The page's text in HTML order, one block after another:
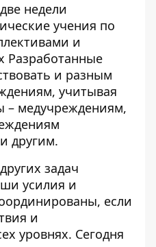
недели
учения по
и
Разработанные
и разным
учитывая
– медучреждениям,
другим.
задач
усилия и
если
и
уровнях. Сегодня